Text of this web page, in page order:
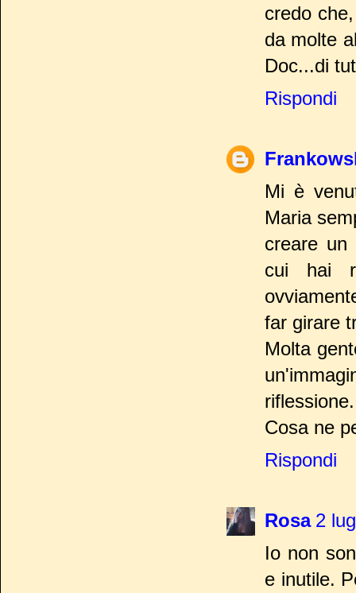
credo
da molte
Doc...di
Rispondi
Mi è
Maria
creare un
cui hai
far girare
Molta
riflessione.
Cosa ne
Rispondi
Rosa 2
Io non
e inutile.